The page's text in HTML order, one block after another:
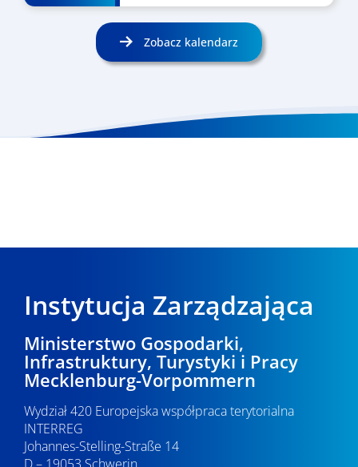
Zobacz kalendarz
Instytucja Zarządzająca
Ministerstwo Gospodarki,
Infrastruktury, Turystyki i Pracy
Mecklenburg-Vorpommern
Wydział 420 Europejska współpraca terytorialna
INTERREG
Johannes-Stelling-Straße 14